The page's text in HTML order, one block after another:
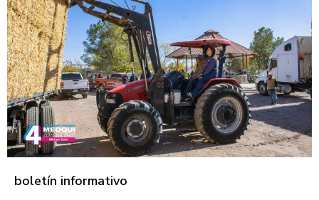
boletín informativo